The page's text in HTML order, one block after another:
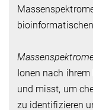
Ionen nach
und misst, um
zu identifizieren